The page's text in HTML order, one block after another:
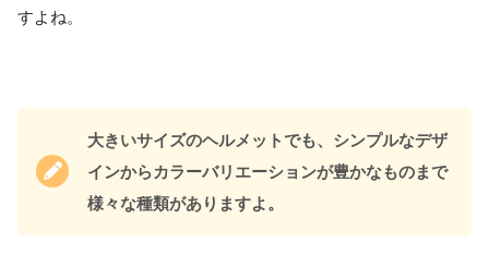
すよね。
大きいサイズのヘルメットでも、シンプルなデザ
インからカラーバリエーションが豊かなものまで
様々な種類がありますよ。